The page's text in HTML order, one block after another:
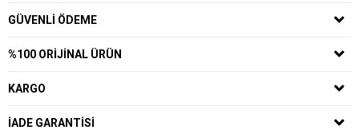
GÜVENLI ÖDEME
%100 ORIJINAL ÜRÜN
KARGO
İADE GARANTISI